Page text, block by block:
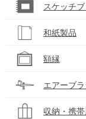
スケッチ
和紙製品
額縁
エアーブ
収納・携